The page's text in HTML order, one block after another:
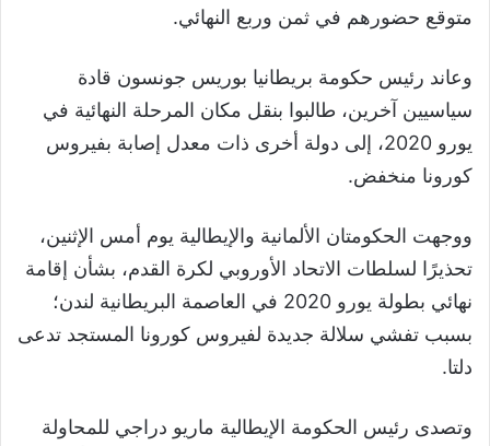
متوقع حضورهم في ثمن وربع النهائي.
وعاند رئيس حكومة بريطانيا بوريس جونسون قادة
سياسيين آخرين، طالبوا بنقل مكان المرحلة النهائية في
يورو 2020، إلى دولة أخرى ذات معدل إصابة بفيروس
كورونا منخفض.
ووجهت الحكومتان الألمانية والإيطالية يوم أمس الإثنين،
تحذيرًا لسلطات الاتحاد الأوروبي لكرة القدم، بشأن إقامة
نهائي بطولة يورو 2020 في العاصمة البريطانية لندن؛
بسبب تفشي سلالة جديدة لفيروس كورونا المستجد تدعى
دلتا.
وتصدى رئيس الحكومة الإيطالية ماريو دراجي للمحاولة